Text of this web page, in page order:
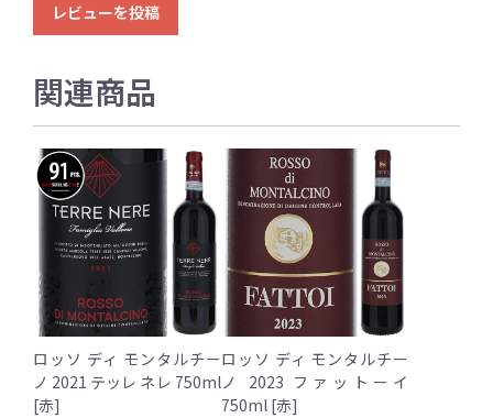
レビューを投稿
関連商品
ロッソ ディ モンタルチー
ノ 2021 テッレ ネレ 750ml
[赤]
ロッソ ディ モンタルチー
ノ 2023 ファットーイ
750ml [赤]